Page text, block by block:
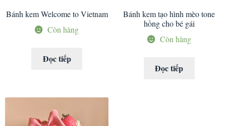
Bánh kem Welcome to Vietnam
Còn hàng
Đọc tiếp
Bánh kem tạo hình mèo tone
hồng cho bé gái
Còn hàng
Đọc tiếp